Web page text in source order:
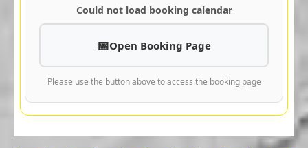
Could not load booking calendar
Open Booking Page
Please use the button above to access the booking page